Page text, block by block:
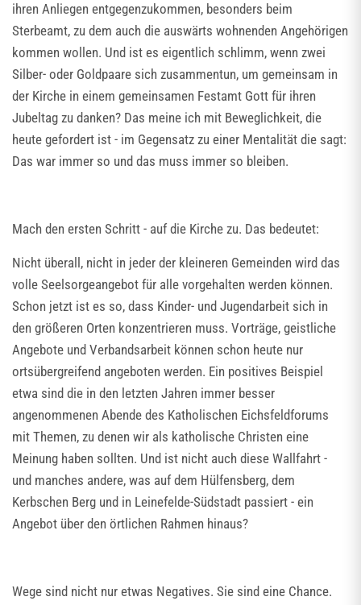
ihren Anliegen entgegenzukommen, besonders beim
Sterbeamt, zu dem auch die auswärts wohnenden Angehörigen
kommen wollen. Und ist es eigentlich schlimm, wenn zwei
Silber- oder Goldpaare sich zusammentun, um gemeinsam in
der Kirche in einem gemeinsamen Festamt Gott für ihren
Jubeltag zu danken? Das meine ich mit Beweglichkeit, die
heute gefordert ist - im Gegensatz zu einer Mentalität die sagt:
Das war immer so und das muss immer so bleiben.
Mach den ersten Schritt - auf die Kirche zu. Das bedeutet:
Nicht überall, nicht in jeder der kleineren Gemeinden wird das
volle Seelsorgeangebot für alle vorgehalten werden können.
Schon jetzt ist es so, dass Kinder- und Jugendarbeit sich in
den größeren Orten konzentrieren muss. Vorträge, geistliche
Angebote und Verbandsarbeit können schon heute nur
ortsübergreifend angeboten werden. Ein positives Beispiel
etwa sind die in den letzten Jahren immer besser
angenommenen Abende des Katholischen Eichsfeldforums
mit Themen, zu denen wir als katholische Christen eine
Meinung haben sollten. Und ist nicht auch diese Wallfahrt -
und manches andere, was auf dem Hülfensberg, dem
Kerbschen Berg und in Leinefelde-Südstadt passiert - ein
Angebot über den örtlichen Rahmen hinaus?
Wege sind nicht nur etwas Negatives. Sie sind eine Chance.